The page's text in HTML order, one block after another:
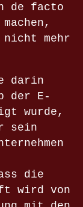
de facto
mehr
darin
der E-
wurde,
sein
die
wird von